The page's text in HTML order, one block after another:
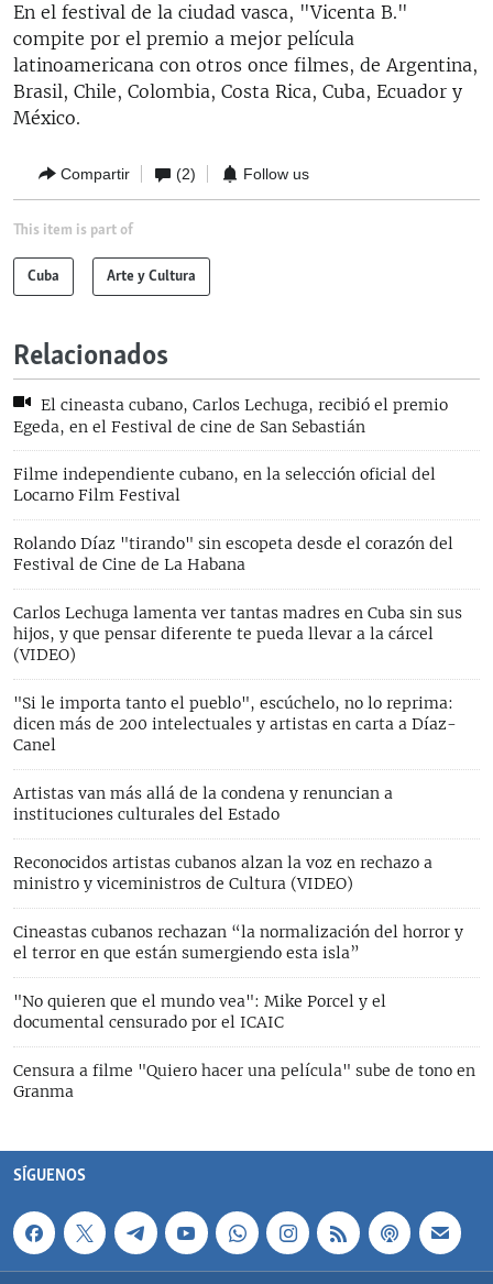
En el festival de la ciudad vasca, "Vicenta B."
compite por el premio a mejor película
latinoamericana con otros once filmes, de Argentina,
Brasil, Chile, Colombia, Costa Rica, Cuba, Ecuador y
México.
Compartir (2) Follow us
This item is part of
Cuba Arte y Cultura
Relacionados
El cineasta cubano, Carlos Lechuga, recibió el premio
Egeda, en el Festival de cine de San Sebastián
Filme independiente cubano, en la selección oficial del
Locarno Film Festival
Rolando Díaz "tirando" sin escopeta desde el corazón del
Festival de Cine de La Habana
Carlos Lechuga lamenta ver tantas madres en Cuba sin sus
hijos, y que pensar diferente te pueda llevar a la cárcel
(VIDEO)
"Si le importa tanto el pueblo", escúchelo, no lo reprima:
dicen más de 200 intelectuales y artistas en carta a Díaz-
Canel
Artistas van más allá de la condena y renuncian a
instituciones culturales del Estado
Reconocidos artistas cubanos alzan la voz en rechazo a
ministro y viceministros de Cultura (VIDEO)
Cineastas cubanos rechazan “la normalización del horror y
el terror en que están sumergiendo esta isla”
"No quieren que el mundo vea": Mike Porcel y el
documental censurado por el ICAIC
Censura a filme "Quiero hacer una película" sube de tono en
Granma
SÍGUENOS